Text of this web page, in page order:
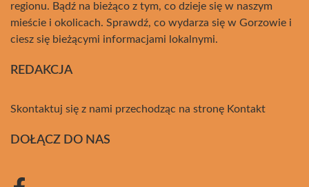
regionu. Bądź na bieżąco z tym, co dzieje się w naszym
mieście i okolicach. Sprawdź, co wydarza się w Gorzowie i
ciesz się bieżącymi informacjami lokalnymi.
REDAKCJA
Skontaktuj się z nami przechodząc na stronę Kontakt
DOŁĄCZ DO NAS